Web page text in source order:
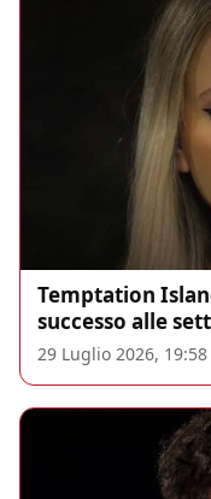
Temptation
successo alle
29 Luglio 2026, 19:58